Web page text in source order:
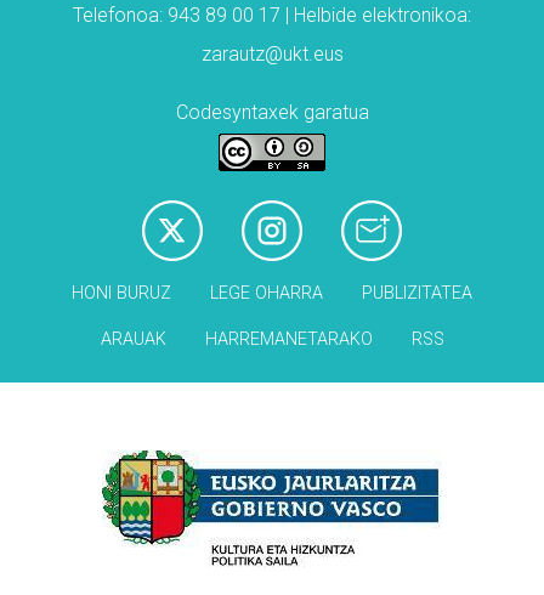
Telefonoa: 943 89 00 17 | Helbide elektronikoa:
zarautz@ukt.eus
Codesyntaxek garatua
HONI BURUZ LEGE OHARRA PUBLIZITATEA
ARAUAK HARREMANETARAKO RSS